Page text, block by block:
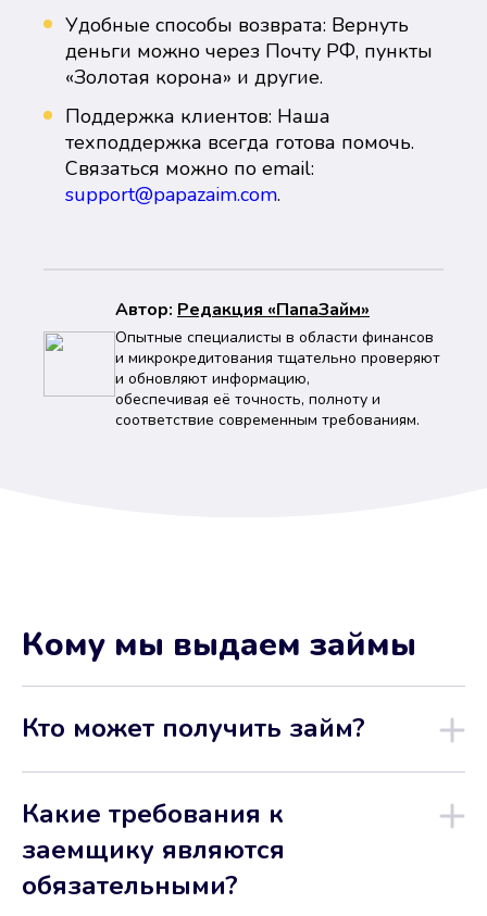
Удобные способы возврата: Вернуть
деньги можно через Почту РФ, пункты
«Золотая корона» и другие.
Поддержка клиентов: Наша
техподдержка всегда готова помочь.
Связаться можно по email:
support@papazaim.com.
Автор: Peдaкция «ПапаЗайм»
Опытные специалисты в области финансов
и микрокредитования тщательно проверяют
и обновляют информацию,
обеспечивая её точность, полноту и
соответствие современным требованиям.
Кому мы выдаем займы
Кто может получить займ?
Какие требования к
заемщику являются
обязательными?